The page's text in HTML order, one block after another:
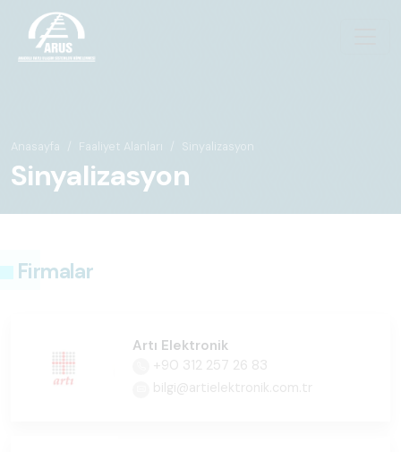
Anasayfa Faaliyet Alanları Sinyalizasyon
Sinyalizasyon
Firmalar
Artı Elektronik
+90 312 257 26 83
bilgi@artielektronik.com.tr